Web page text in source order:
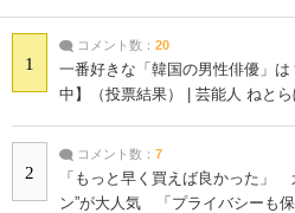
1
コメント数： 20
一番好きな「韓国の男性俳優」
中】（投票結果） | 芸能人 ねと
2
コメント数： 7
「もっと早く買えば良かった」
ン”が大人気 「プライバシーも